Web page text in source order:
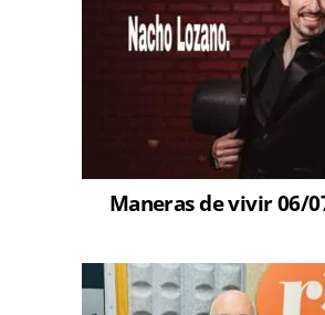
Maneras de vivir 06/